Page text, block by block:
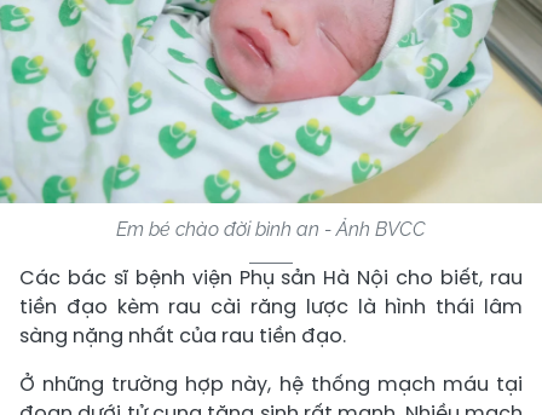
Em bé chào đời bình an - Ảnh BVCC
Các bác sĩ bệnh viện Phụ sản Hà Nội cho biết, rau
tiền đạo kèm rau cài răng lược là hình thái lâm
sàng nặng nhất của rau tiền đạo.
Ở những trường hợp này, hệ thống mạch máu tại